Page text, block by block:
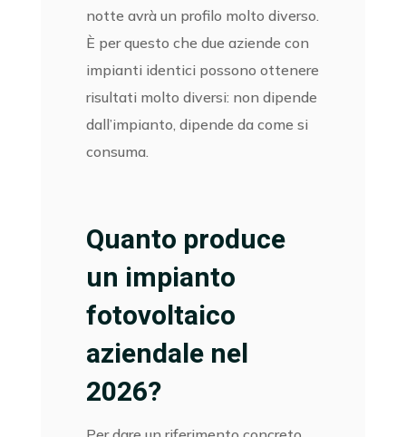
notte avrà un profilo molto diverso.
È per questo che due aziende con
impianti identici possono ottenere
risultati molto diversi: non dipende
dall’impianto, dipende da come si
consuma.
Quanto produce
un impianto
fotovoltaico
aziendale nel
2026?